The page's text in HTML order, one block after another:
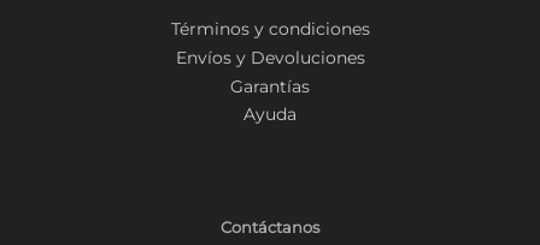
Términos y condiciones
Envíos y Devoluciones
Garantías
Ayuda
Contáctanos